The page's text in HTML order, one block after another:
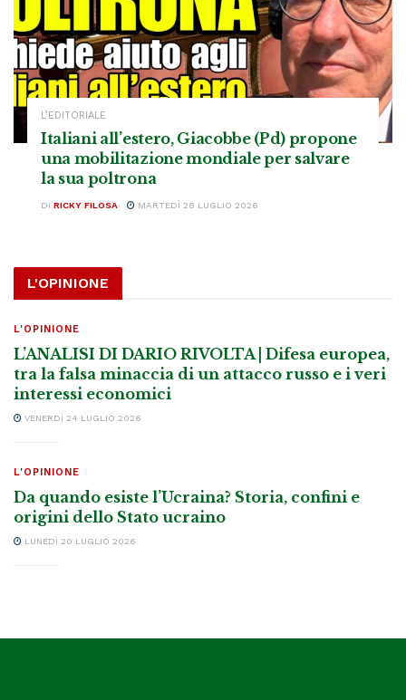
L’EDITORIALE
Italiani all’estero, Giacobbe (Pd) propone
una mobilitazione mondiale per salvare
la sua poltrona
DI RICKY FILOSA MARTEDÌ 28 LUGLIO 2026
L'OPINIONE
L'OPINIONE
L’ANALISI DI DARIO RIVOLTA | Difesa europea,
tra la falsa minaccia di un attacco russo e i veri
interessi economici
VENERDÌ 24 LUGLIO 2026
L'OPINIONE
Da quando esiste l’Ucraina? Storia, confini e
origini dello Stato ucraino
LUNEDÌ 20 LUGLIO 2026